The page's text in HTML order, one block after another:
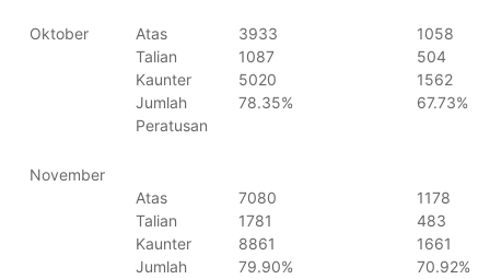
Oktober
Atas
Talian
Kaunter
Jumlah
Peratusan
3933
1087
5020
78.35%
1058
504
1562
67.73%
November
Atas
Talian
Kaunter
Jumlah
7080
1781
8861
79.90%
1178
483
1661
70.92%